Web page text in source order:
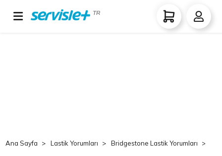
TR
Ana Sayfa Lastik Yorumları Bridgestone Lastik Yorumları